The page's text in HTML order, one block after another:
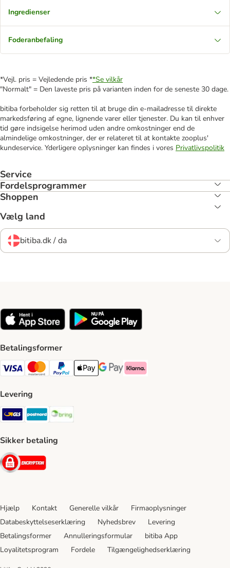
Ingredienser
Foderanbefaling
*Vejl. pris = Vejledende pris **Se vilkår
"Normalt" = Den laveste pris på varianten inden for de seneste 30 dage.
bitiba forbeholder sig retten til at bruge din e-mailadresse til direkte
markedsføring af egne, lignende varer eller tjenester. Du kan til enhver
tid gøre indsigelse herimod uden andre omkostninger end de
almindelige omkostninger, der er relateret til at kontakte zooplus'
kundeservice. Yderligere oplysninger kan findes i vores Privatlivspolitik
Service
Fordelsprogrammer
Shoppen
Vælg land
bitiba.dk / da
Betalingsformer
VISA Payment Method
Mastercard Payment Method
Paypal Payment Method
Apple Pay Payment Method
Google Pay Payment Method
Klarna Payment Method
Levering
GLS Shipping Method
Postnord Shipping Method
Sikker betaling
Security
Hjælp Kontakt Generelle vilkår
Firmaoplysninger
Databeskyttelseserklæring
Nyhedsbrev
Levering
Betalingsformer
Annulleringsformular
bitiba App
Loyalitetsprogram
Fordele Tilgængelighedserklæring